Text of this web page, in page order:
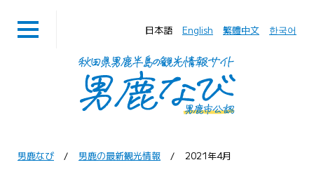
日本語 English 繁體中文 한국어
男鹿なび 男鹿の最新観光情報 2021年4月